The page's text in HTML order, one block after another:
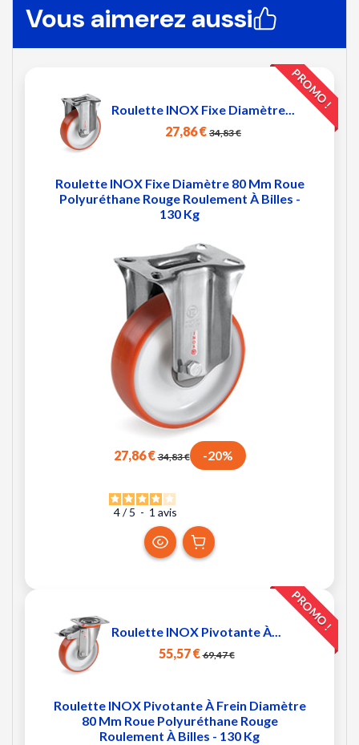
Vous aimerez aussi
Roulette INOX Fixe Diamètre...
27,86 € 34,83 €
Roulette INOX Fixe Diamètre 80 Mm Roue
Polyuréthane Rouge Roulement À Billes -
130 Kg
27,86 €34,83 € -20%
4/ 5 - 1 avis
PROMO !
Roulette INOX Pivotante À...
55,57 €69,47 €
Roulette INOX Pivotante À Frein Diamètre
80 Mm Roue Polyuréthane Rouge
Roulement À Billes - 130 Kg
PROMO !